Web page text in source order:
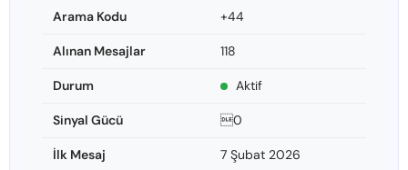
Arama Kodu +44
Alınan Mesajlar 118
Durum Aktif
Sinyal Gücü 0
İlk Mesaj 7 Şubat 2026